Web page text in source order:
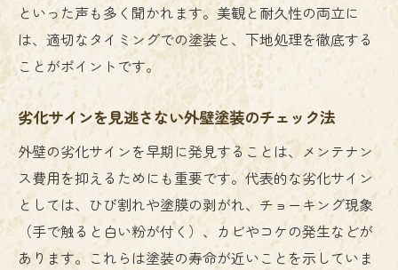
といった声も多く聞かれます。美観と耐久性の両立に
は、適切なタイミングでの塗装と、下地処理を徹底する
ことがポイントです。
劣化サインを見逃さない外壁塗装のチェック法
外壁の劣化サインを早期に発見することは、メンテナン
ス費用を抑えるためにも重要です。代表的な劣化サイン
としては、ひび割れや塗膜の剥がれ、チョーキング現象
（手で触ると白い粉が付く）、カビやコケの発生などが
あります。これらは塗装の寿命が近いことを示していま